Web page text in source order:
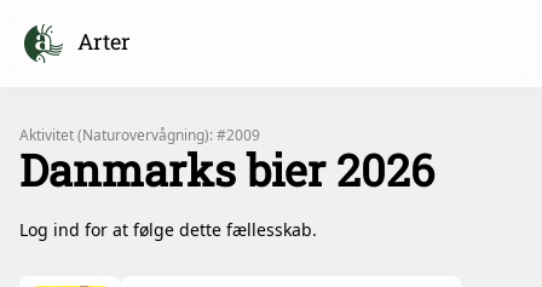
Arter
Aktivitet (Naturovervågning): #2009
Danmarks bier 2026
Log ind for at følge dette fællesskab.